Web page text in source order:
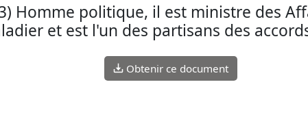
Homme politique, il est ministre des
et est l'un des partisans des
Obtenir ce document